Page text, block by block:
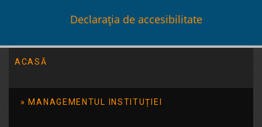
Declarația de accesibilitate
ACASĂ
MANAGEMENTUL INSTITUȚIEI